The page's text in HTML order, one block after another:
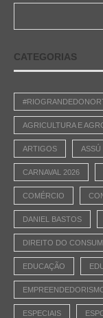
CATEGORIAS
AGRICULTURA E
ARTIGOS ASSÚ
CARNAVAL 2026
COMÉRCIO
DANIEL BASTOS
DIREITO DO
EDUCAÇÃO
ESPECIAIS